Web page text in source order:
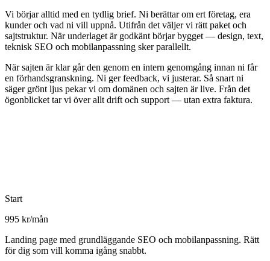
Vi börjar alltid med en tydlig brief. Ni berättar om ert företag, era
kunder och vad ni vill uppnå. Utifrån det väljer vi rätt paket och
sajtstruktur. När underlaget är godkänt börjar bygget — design, text,
teknisk SEO och mobilanpassning sker parallellt.
När sajten är klar går den genom en intern genomgång innan ni får
en förhandsgranskning. Ni ger feedback, vi justerar. Så snart ni
säger grönt ljus pekar vi om domänen och sajten är live. Från det
ögonblicket tar vi över allt drift och support — utan extra faktura.
Start
995 kr/mån
Landing page med grundläggande SEO och mobilanpassning. Rätt
för dig som vill komma igång snabbt.